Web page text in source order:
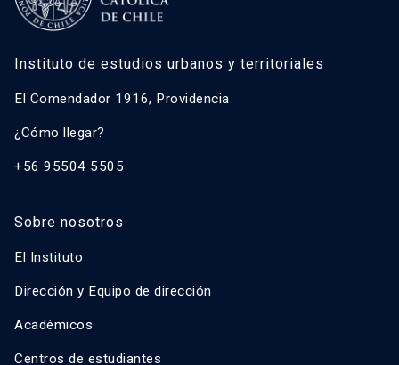
Instituto de estudios urbanos y territoriales
El Comendador 1916, Providencia
¿Cómo llegar?
+56 95504 5505
Sobre nosotros
El Instituto
Dirección y Equipo de dirección
Académicos
Centros de estudiantes